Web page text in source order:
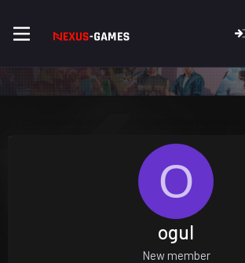
O
ogul
New member